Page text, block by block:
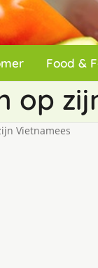
Food &
op
Vietnamees